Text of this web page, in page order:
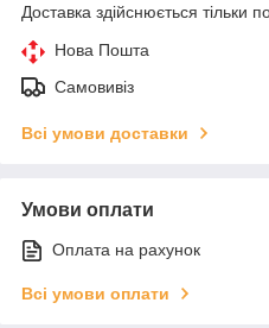
Доставка здійснюється тільки
Нова Пошта
Самовивіз
Всі умови доставки
Умови оплати
Оплата на рахунок
Всі умови оплати